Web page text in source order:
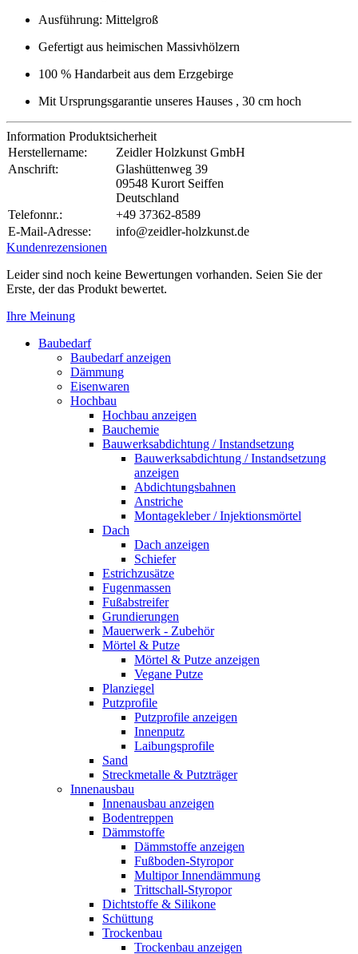
Ausführung: Mittelgroß
Gefertigt aus heimischen Massivhölzern
100 % Handarbeit aus dem Erzgebirge
Mit Ursprungsgarantie unseres Hauses , 30 cm hoch
Information Produktsicherheit
Herstellername:
Zeidler Holzkunst GmbH
Anschrift:
Glashüttenweg 39
09548 Kurort Seiffen
Deutschland
Telefonnr.:
+49 37362-8589
E-Mail-Adresse:
info@zeidler-holzkunst.de
Kundenrezensionen
Leider sind noch keine Bewertungen vorhanden. Seien Sie der
Erste, der das Produkt bewertet.
Ihre Meinung
Baubedarf
Baubedarf anzeigen
Dämmung
Eisenwaren
Hochbau
Hochbau anzeigen
Bauchemie
Bauwerksabdichtung / Instandsetzung
Bauwerksabdichtung / Instandsetzung
anzeigen
Abdichtungsbahnen
Anstriche
Montagekleber / Injektionsmörtel
Dach
Dach anzeigen
Schiefer
Estrichzusätze
Fugenmassen
Fußabstreifer
Grundierungen
Mauerwerk - Zubehör
Mörtel & Putze
Mörtel & Putze anzeigen
Vegane Putze
Planziegel
Putzprofile
Putzprofile anzeigen
Innenputz
Laibungsprofile
Sand
Streckmetalle & Putzträger
Innenausbau
Innenausbau anzeigen
Bodentreppen
Dämmstoffe
Dämmstoffe anzeigen
Fußboden-Styropor
Multipor Innendämmung
Trittschall-Styropor
Dichtstoffe & Silikone
Schüttung
Trockenbau
Trockenbau anzeigen